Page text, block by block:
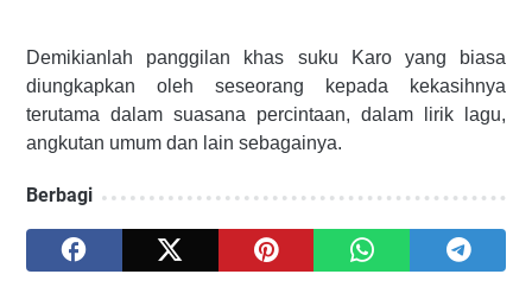
Demikianlah panggilan khas suku Karo yang biasa
diungkapkan oleh seseorang kepada kekasihnya
terutama dalam suasana percintaan, dalam lirik lagu,
angkutan umum dan lain sebagainya.
Berbagi